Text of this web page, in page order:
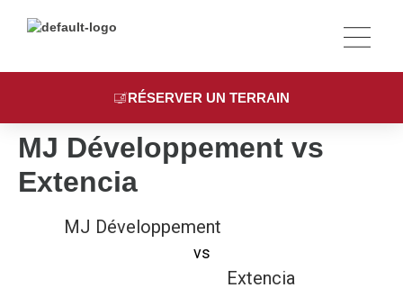
RÉSERVER UN TERRAIN
MJ Développement vs
Extencia
MJ Développement
vs
Extencia